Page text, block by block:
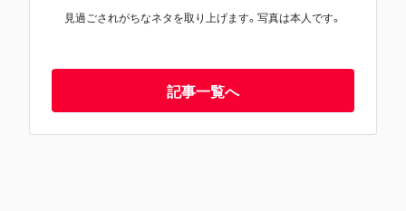
見過ごされがちなネタを取り上げます。写真は本人です。
記事一覧へ